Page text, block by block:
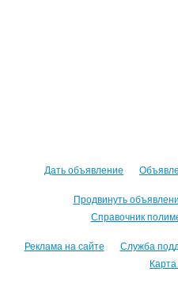
Дать объявление
Продвинуть
Справочник
Реклама на сайте Служба